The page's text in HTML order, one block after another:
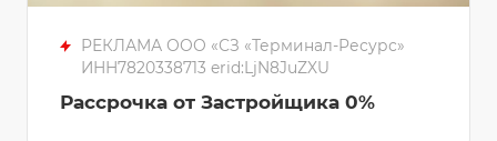
РЕКЛАМА ООО «СЗ «Терминал-Ресурс»
ИНН7820338713 erid:LjN8JuZXU
Рассрочка от Застройщика 0%